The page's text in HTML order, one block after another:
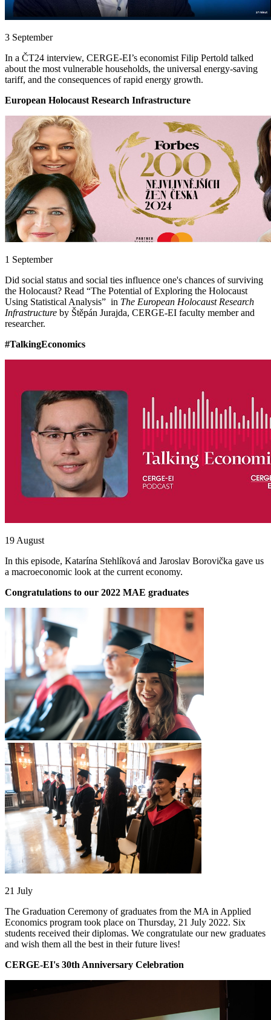
3 September
In a ČT24 interview, CERGE-EI’s economist Filip Pertold talked
about the most vulnerable households, the universal energy-saving
tariff, and the consequences of rapid energy growth.
European Holocaust Research Infrastructure
1 September
Did social status and social ties influence one's chances of surviving
the Holocaust? Read “The Potential of Exploring the Holocaust
Using Statistical Analysis” in The European Holocaust Research
Infrastructure by Štěpán Jurajda, CERGE-EI faculty member and
researcher.
#TalkingEconomics
19 August
In this episode, Katarína Stehlíková and Jaroslav Borovička gave us
a macroeconomic look at the current economy.
Congratulations to our 2022 MAE graduates
21 July
The Graduation Ceremony of graduates from the MA in Applied
Economics program took place on Thursday, 21 July 2022. Six
students received their diplomas. We congratulate our new graduates
and wish them all the best in their future lives!
CERGE-EI's 30th Anniversary Celebration